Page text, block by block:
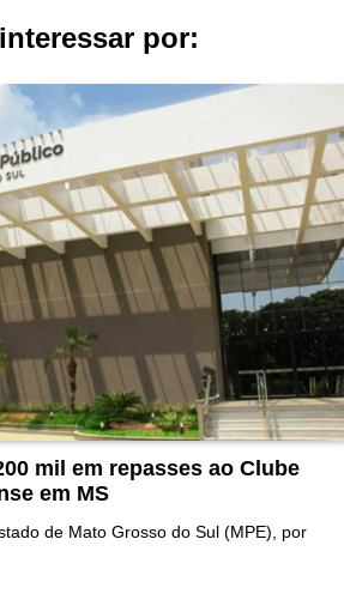
por:
mil em repasses ao Clube
em MS
de Mato Grosso do Sul (MPE), por